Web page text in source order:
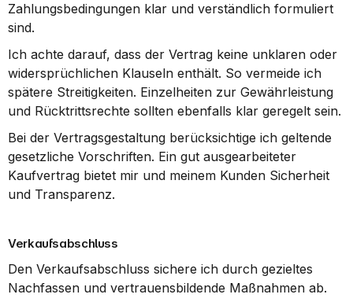
Zahlungsbedingungen klar und verständlich formuliert
sind.
Ich achte darauf, dass der Vertrag keine unklaren oder
widersprüchlichen Klauseln enthält. So vermeide ich
spätere Streitigkeiten. Einzelheiten zur Gewährleistung
und Rücktrittsrechte sollten ebenfalls klar geregelt sein.
Bei der Vertragsgestaltung berücksichtige ich geltende
gesetzliche Vorschriften. Ein gut ausgearbeiteter
Kaufvertrag bietet mir und meinem Kunden Sicherheit
und Transparenz.
Verkaufsabschluss
Den Verkaufsabschluss sichere ich durch gezieltes
Nachfassen und vertrauensbildende Maßnahmen ab.